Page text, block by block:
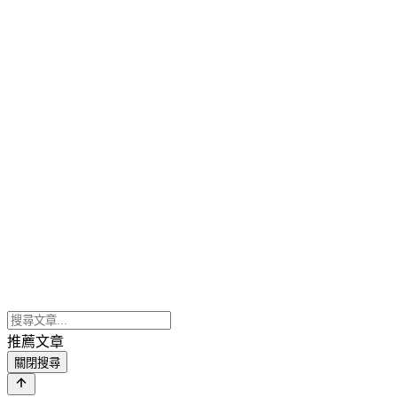
推薦文章
關閉搜尋